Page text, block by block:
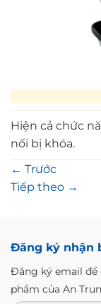
Hiện cả chức
nối bị khóa.
← Trước
Tiếp theo →
Đăng ký nhận
Đăng ký email để
phẩm của An